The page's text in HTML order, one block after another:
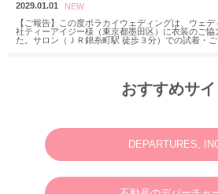
2029.01.01
【ご報告】この度ボラカイウェディングは、ウェ
社ティーアイジー様（東京都墨田区）に衣装のご協
た。サロン（ＪＲ錦糸町駅 徒歩３分）での試着・ご
M様 2025年12月or2026年2月
ウェディングフォトお問い合わせありがとうござい
N様 2025年7月 ウェディングフォト・動画・ドロー
M様 2025年4月 ウェディングフォトお問い合わせ
おすすめサイ
DEPARTURES,